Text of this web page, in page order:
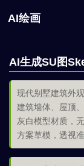
AI绘画
AI生成SU图
现代别墅建筑外
建筑墙体、屋顶
灰白模型材质，
方案草模，透视